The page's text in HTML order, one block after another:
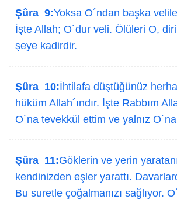
Şûra 9:Yoksa O´ndan başka
İşte Allah; O´dur veli. Ölüleri O,
şeye kadirdir.
Şûra 10:İhtilafa düştüğünüz
hüküm Allah´ındır. İşte Rabbım
O´na tevekkül ettim ve yalnız
Şûra 11:Göklerin ve yerin
kendinizden eşler yarattı.
Bu suretle çoğalmanızı sağlıyor.